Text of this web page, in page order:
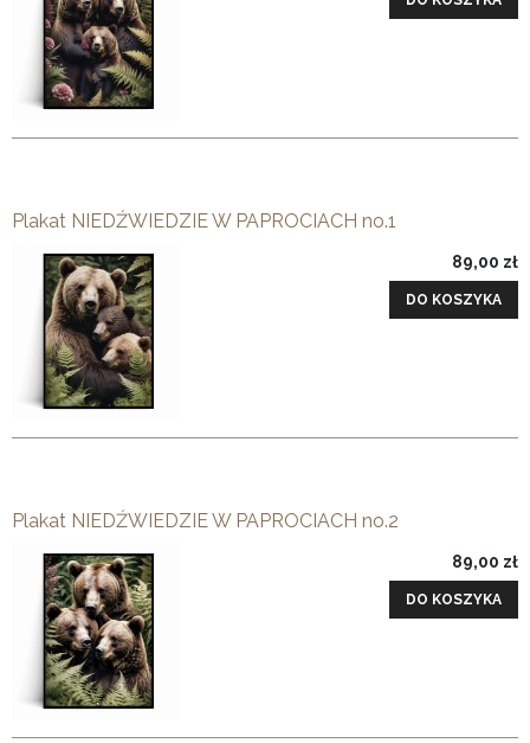
Plakat NIEDŹWIEDZIE W PAPROCIACH no.1
89,00 zł
DO KOSZYKA
Plakat NIEDŹWIEDZIE W PAPROCIACH no.2
89,00 zł
DO KOSZYKA